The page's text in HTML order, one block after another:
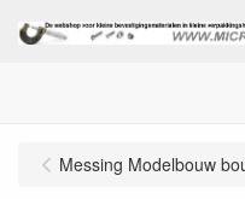
Messing Modelbouw